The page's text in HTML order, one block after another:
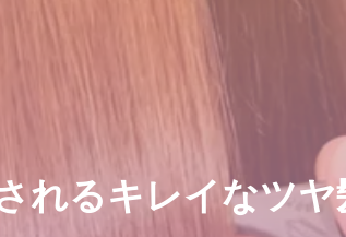
れるキレイなツヤ